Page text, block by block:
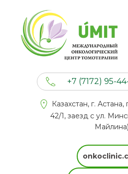
+7 (7172) 95-
+7 (777) 201
Казахстан, г.
42/1, заезд с ул.
Майлина)